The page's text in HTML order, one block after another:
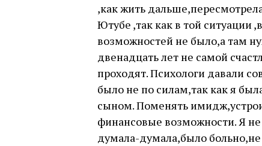
,как жить
Ютубе ,так как в той ситуации
возможностей не было,а там
двенадцать лет не самой
проходят. Психологи давали
было не по силам,так как я
сыном. Поменять
финансовые возможности. Я
думала-думала,было больно,не